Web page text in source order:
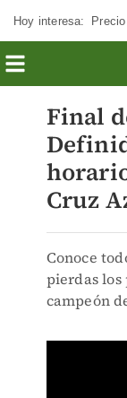
Hoy interesa:
Final
Cruz
Conoce
pierdas
campeón